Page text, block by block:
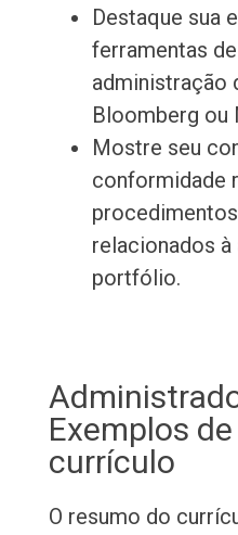
Destaque sua
ferramentas
administração
Bloomberg ou
Mostre seu
conformidade
relacionados
portfólio.
Exemplos
currículo
O resumo do